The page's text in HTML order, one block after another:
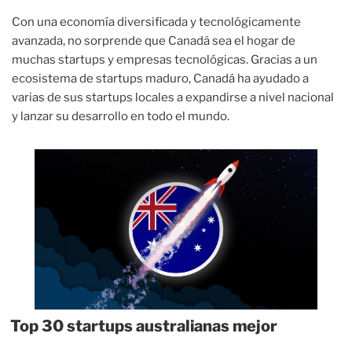
Con una economía diversificada y tecnológicamente
avanzada, no sorprende que Canadá sea el hogar de
muchas startups y empresas tecnológicas. Gracias a un
ecosistema de startups maduro, Canadá ha ayudado a
varias de sus startups locales a expandirse a nivel nacional
y lanzar su desarrollo en todo el mundo.
Top 30 startups australianas mejor